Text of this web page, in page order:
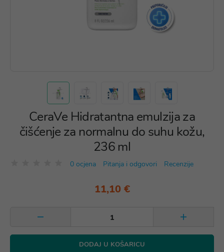
CeraVe Hidratantna emulzija za
čišćenje za normalnu do suhu kožu,
236 ml
0 ocjena Pitanja i odgovori Recenzije
11,10 €
DODAJ U KOŠARICU